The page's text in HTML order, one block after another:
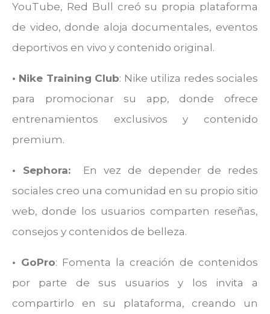
YouTube, Red Bull creó su propia plataforma
de video, donde aloja documentales, eventos
deportivos en vivo y contenido original.
• Nike Training Club: Nike utiliza redes sociales
para promocionar su app, donde ofrece
entrenamientos exclusivos y contenido
premium.
• Sephora:En vez de depender de redes
sociales creo una comunidad en su propio sitio
web, donde los usuarios comparten reseñas,
consejos y contenidos de belleza.
• GoPro: Fomenta la creación de contenidos
por parte de sus usuarios y los invita a
compartirlo en su plataforma, creando un